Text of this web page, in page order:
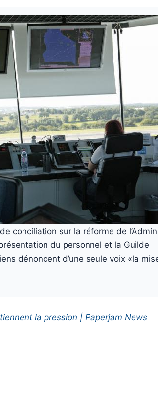
conciliation sur la réforme de
du personnel et la Guilde
dénoncent d’une seule voix «la
la pression | Paperjam News